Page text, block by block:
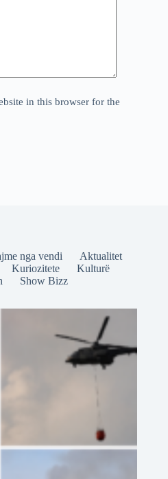
in this browser for the
nga vendi
Aktualitet
Kuriozitete
Kulturë
Show Bizz